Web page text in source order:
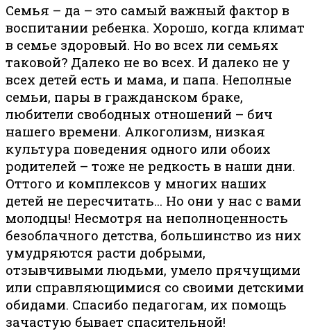
Семья – да – это самый важный фактор в
воспитании ребенка. Хорошо, когда климат
в семье здоровый. Но во всех ли семьях
таковой? Далеко не во всех. И далеко не у
всех детей есть и мама, и папа. Неполные
семьи, пары в гражданском браке,
любители свободных отношений – бич
нашего времени. Алкоголизм, низкая
культура поведения одного или обоих
родителей – тоже не редкость в наши дни.
Оттого и комплексов у многих наших
детей не пересчитать… Но они у нас с вами
молодцы! Несмотря на неполноценность
безоблачного детства, большинство из них
умудряются расти добрыми,
отзывчивыми людьми, умело прячущими
или справляющимися со своими детскими
обидами. Спасибо педагогам, их помощь
зачастую бывает спасительной!